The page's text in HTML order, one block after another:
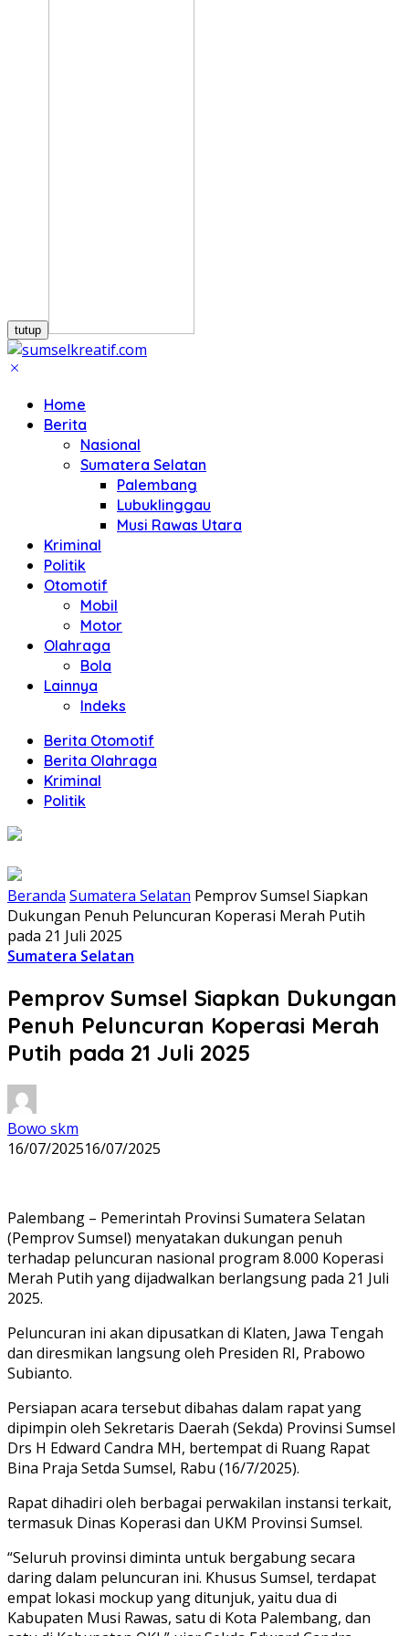
tutup
Home
Berita
Nasional
Sumatera Selatan
Palembang
Lubuklinggau
Musi Rawas Utara
Kriminal
Politik
Otomotif
Mobil
Motor
Olahraga
Bola
Lainnya
Indeks
Berita Otomotif
Berita Olahraga
Kriminal
Politik
Beranda Sumatera Selatan Pemprov Sumsel Siapkan
Dukungan Penuh Peluncuran Koperasi Merah Putih
pada 21 Juli 2025
Sumatera Selatan
Pemprov Sumsel Siapkan Dukungan
Penuh Peluncuran Koperasi Merah
Putih pada 21 Juli 2025
Bowo skm
16/07/202516/07/2025
Palembang – Pemerintah Provinsi Sumatera Selatan
(Pemprov Sumsel) menyatakan dukungan penuh
terhadap peluncuran nasional program 8.000 Koperasi
Merah Putih yang dijadwalkan berlangsung pada 21 Juli
2025.
Peluncuran ini akan dipusatkan di Klaten, Jawa Tengah
dan diresmikan langsung oleh Presiden RI, Prabowo
Subianto.
Persiapan acara tersebut dibahas dalam rapat yang
dipimpin oleh Sekretaris Daerah (Sekda) Provinsi Sumsel
Drs H Edward Candra MH, bertempat di Ruang Rapat
Bina Praja Setda Sumsel, Rabu (16/7/2025).
Rapat dihadiri oleh berbagai perwakilan instansi terkait,
termasuk Dinas Koperasi dan UKM Provinsi Sumsel.
“Seluruh provinsi diminta untuk bergabung secara
daring dalam peluncuran ini. Khusus Sumsel, terdapat
empat lokasi mockup yang ditunjuk, yaitu dua di
Kabupaten Musi Rawas, satu di Kota Palembang, dan